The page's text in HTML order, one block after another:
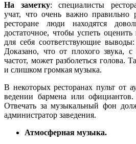
На заметку: специалисты
учат, что очень важно правильно
ресторане люди находятся
достаточное, чтобы успеть оценить
для себя соответствующие
Доказано, что от плохого звука,
частот, может разболеться голова.
и слишком громкая музыка.
В некоторых ресторанах пульт от
ведении бармена или
Отвечать за музыкальный фон
администратор заведения.
Атмосферная музыка.